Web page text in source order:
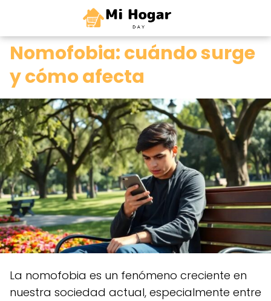
0
Nomofobia: cuándo surge
y cómo afecta
La nomofobia es un fenómeno creciente en
nuestra sociedad actual, especialmente entre